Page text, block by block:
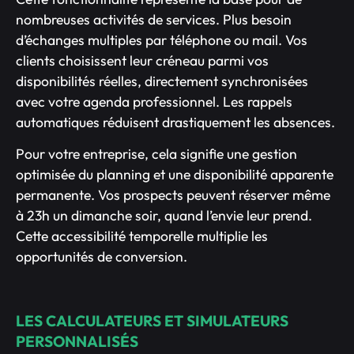
nombreuses activités de services. Plus besoin
d’échanges multiples par téléphone ou mail. Vos
clients choisissent leur créneau parmi vos
disponibilités réelles, directement synchronisées
avec votre agenda professionnel. Les rappels
automatiques réduisent drastiquement les absences.
Pour votre entreprise, cela signifie une gestion
optimisée du planning et une disponibilité apparente
permanente. Vos prospects peuvent réserver même
à 23h un dimanche soir, quand l’envie leur prend.
Cette accessibilité temporelle multiplie les
opportunités de conversion.
LES CALCULATEURS ET SIMULATEURS
PERSONNALISÉS